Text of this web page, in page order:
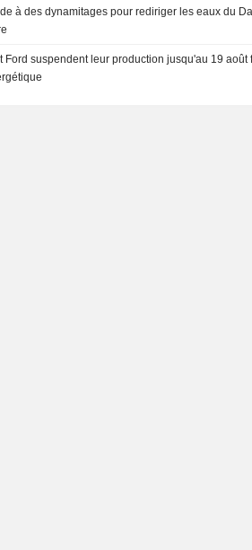
à des dynamitages pour rediriger les eaux du
Ford suspendent leur production jusqu'au 19 août